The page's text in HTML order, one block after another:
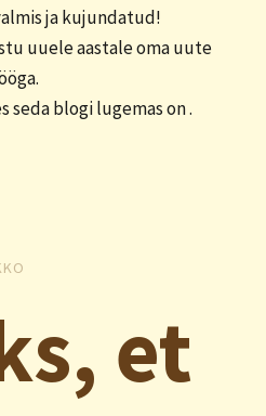
ja kujundatud!
uuele aastale oma uute
seda blogi lugemas on .
et